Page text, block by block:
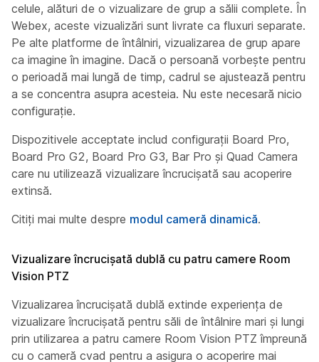
celule, alături de o vizualizare de grup a sălii complete. În
Webex, aceste vizualizări sunt livrate ca fluxuri separate.
Pe alte platforme de întâlniri, vizualizarea de grup apare
ca imagine în imagine. Dacă o persoană vorbește pentru
o perioadă mai lungă de timp, cadrul se ajustează pentru
a se concentra asupra acesteia. Nu este necesară nicio
configurație.
Dispozitivele acceptate includ configurații Board Pro,
Board Pro G2, Board Pro G3, Bar Pro și Quad Camera
care nu utilizează vizualizare încrucișată sau acoperire
extinsă.
Citiți mai multe despre modul cameră dinamică.
Vizualizare încrucișată dublă cu patru camere Room
Vision PTZ
Vizualizarea încrucișată dublă extinde experiența de
vizualizare încrucișată pentru săli de întâlnire mari și lungi
prin utilizarea a patru camere Room Vision PTZ împreună
cu o cameră cvad pentru a asigura o acoperire mai